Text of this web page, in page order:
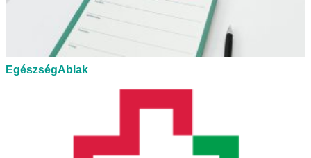
EgészségAblak